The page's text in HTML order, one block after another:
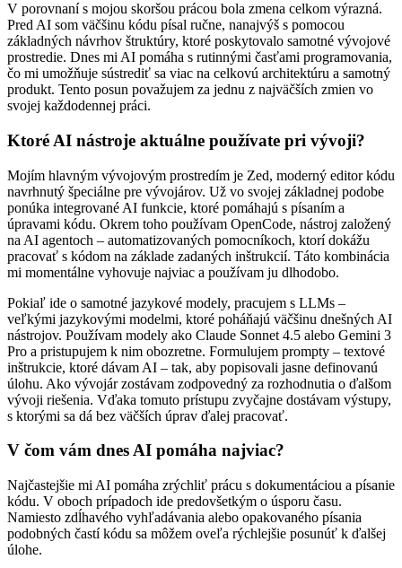
V porovnaní s mojou skoršou prácou bola zmena celkom výrazná.
Pred AI som väčšinu kódu písal ručne, nanajvýš s pomocou
základných návrhov štruktúry, ktoré poskytovalo samotné vývojové
prostredie. Dnes mi AI pomáha s rutinnými časťami programovania,
čo mi umožňuje sústrediť sa viac na celkovú architektúru a samotný
produkt. Tento posun považujem za jednu z najväčších zmien vo
svojej každodennej práci.
Ktoré AI nástroje aktuálne používate pri vývoji?
Mojím hlavným vývojovým prostredím je Zed, moderný editor kódu
navrhnutý špeciálne pre vývojárov. Už vo svojej základnej podobe
ponúka integrované AI funkcie, ktoré pomáhajú s písaním a
úpravami kódu. Okrem toho používam OpenCode, nástroj založený
na AI agentoch – automatizovaných pomocníkoch, ktorí dokážu
pracovať s kódom na základe zadaných inštrukcií. Táto kombinácia
mi momentálne vyhovuje najviac a používam ju dlhodobo.
Pokiaľ ide o samotné jazykové modely, pracujem s LLMs –
veľkými jazykovými modelmi, ktoré poháňajú väčšinu dnešných AI
nástrojov. Používam modely ako Claude Sonnet 4.5 alebo Gemini 3
Pro a pristupujem k nim obozretne. Formulujem prompty – textové
inštrukcie, ktoré dávam AI – tak, aby popisovali jasne definovanú
úlohu. Ako vývojár zostávam zodpovedný za rozhodnutia o ďalšom
vývoji riešenia. Vďaka tomuto prístupu zvyčajne dostávam výstupy,
s ktorými sa dá bez väčších úprav ďalej pracovať.
V čom vám dnes AI pomáha najviac?
Najčastejšie mi AI pomáha zrýchliť prácu s dokumentáciou a písanie
kódu. V oboch prípadoch ide predovšetkým o úsporu času.
Namiesto zdĺhavého vyhľadávania alebo opakovaného písania
podobných častí kódu sa môžem oveľa rýchlejšie posunúť k ďalšej
úlohe.